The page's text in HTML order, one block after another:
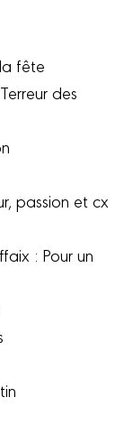
fête
des
passion et cx
: Pour un